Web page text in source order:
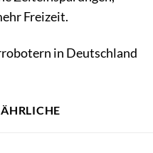
Freizeit.
in Deutschland